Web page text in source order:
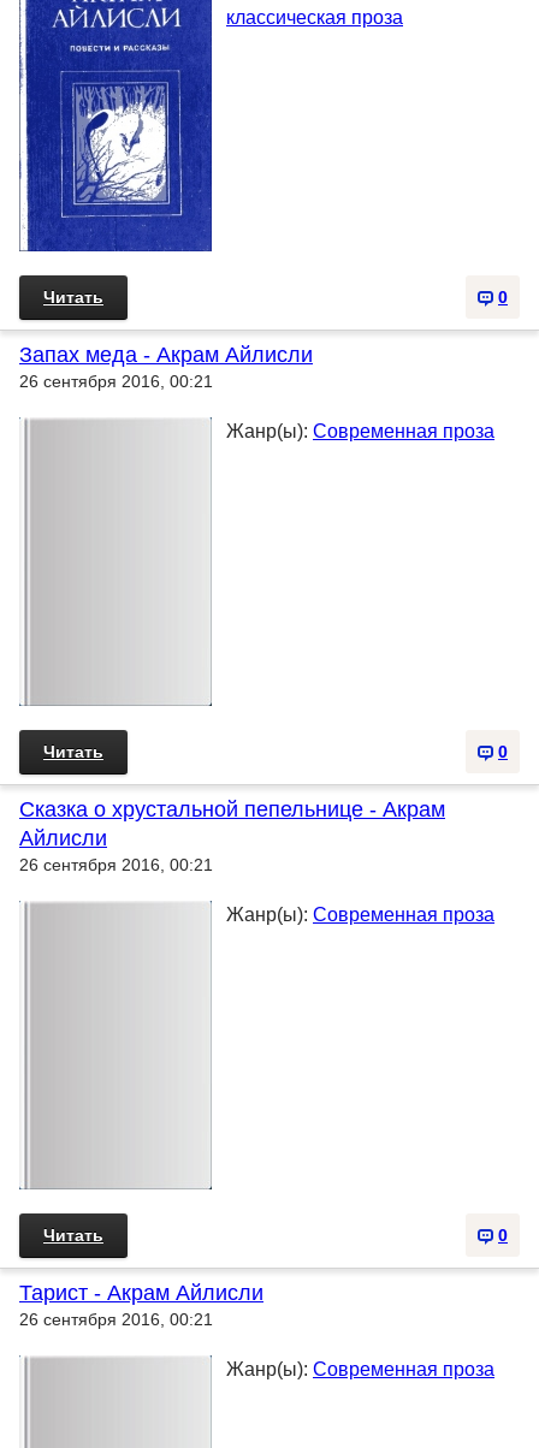
классическая проза
0
Читать
Запах меда - Акрам Айлисли
26 сентября 2016, 00:21
Жанр(ы): Современная проза
0
Читать
Сказка о хрустальной пепельнице - Акрам
Айлисли
26 сентября 2016, 00:21
Жанр(ы): Современная проза
0
Читать
Тарист - Акрам Айлисли
26 сентября 2016, 00:21
Жанр(ы): Современная проза